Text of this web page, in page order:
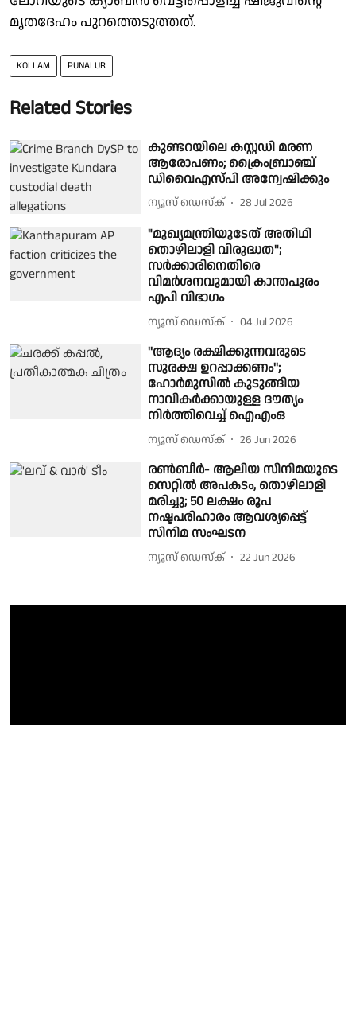
മൃതദേഹം പുറത്തെടുത്തത്.
KOLLAM PUNALUR
Related Stories
കുണ്ടറയിലെ കസ്റ്റഡി മരണ
ആരോപണം; ക്രൈംബ്രാഞ്ച്
ഡിവൈഎസ്‌പി അന്വേഷിക്കും
ന്യൂസ് ഡെസ്ക് 28 Jul 2026
"മുഖ്യമന്ത്രിയുടേത് അതിഥി
തൊഴിലാളി വിരുദ്ധത";
സർക്കാരിനെതിരെ
വിമർശനവുമായി കാന്തപുരം
എപി വിഭാഗം
ന്യൂസ് ഡെസ്ക് 04 Jul 2026
''ആദ്യം രക്ഷിക്കുന്നവരുടെ
സുരക്ഷ ഉറപ്പാക്കണം'';
ഹോര്‍മുസില്‍ കുടുങ്ങിയ
നാവികര്‍ക്കായുള്ള ദൗത്യം
നിര്‍ത്തിവെച്ച് ഐഎംഒ
ന്യൂസ് ഡെസ്ക് 26 Jun 2026
രൺബീർ- ആലിയ സിനിമയുടെ
സെറ്റിൽ അപകടം, തൊഴിലാളി
മരിച്ചു; 50 ലക്ഷം രൂപ
നഷ്ടപരിഹാരം ആവശ്യപ്പെട്ട്
സിനിമ സംഘടന
ന്യൂസ് ഡെസ്ക് 22 Jun 2026